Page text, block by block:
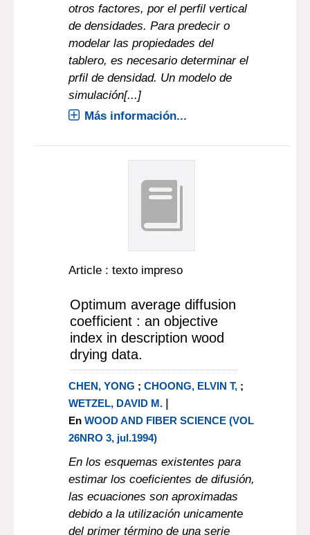
otros factores, por el perfil vertical
de densidades. Para predecir o
modelar las propiedades del
tablero, es necesario determinar el
prfil de densidad. Un modelo de
simulación[...]
Más información...
Article : texto impreso
Optimum average diffusion
coefficient : an objective
index in description wood
drying data.
CHEN, YONG ; CHOONG, ELVIN T,;
WETZEL, DAVID M. |
En WOOD AND FIBER SCIENCE (VOL
26NRO 3, jul.1994)
En los esquemas existentes para
estimar los coeficientes de difusión,
las ecuaciones son aproximadas
debido a la utilización unicamente
del primer término de una serie